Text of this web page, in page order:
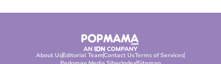
About UsEditorial TeamContact UsTerms of Services